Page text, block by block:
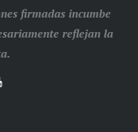
firmadas incumbe
reflejan la